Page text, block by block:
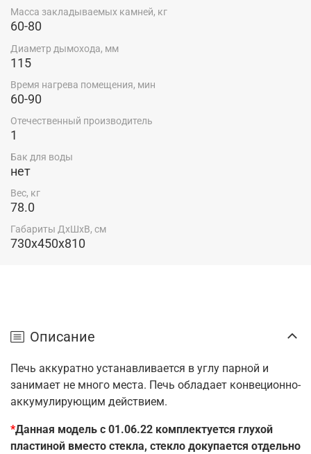
Масса закладываемых камней, кг
60-80
Диаметр дымохода, мм
115
Время нагрева помещения, мин
60-90
Отечественный производитель
1
Бак для воды
нет
Вес, кг
78.0
Габариты ДхШхВ, см
730x450x810
Описание
Печь аккуратно устанавливается в углу парной и
занимает не много места. Печь обладает конвеционно-
аккумулирующим действием.
*Данная модель c 01.06.22 комплектуется глухой
пластиной вместо стекла, стекло докупается отдельно